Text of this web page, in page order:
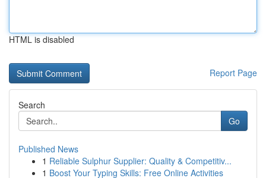
HTML is disabled
Report Page
Search
Go
Published News
1 Reliable Sulphur Supplier: Quality & Competitiv...
1 Boost Your Typing Skills: Free Online Activities